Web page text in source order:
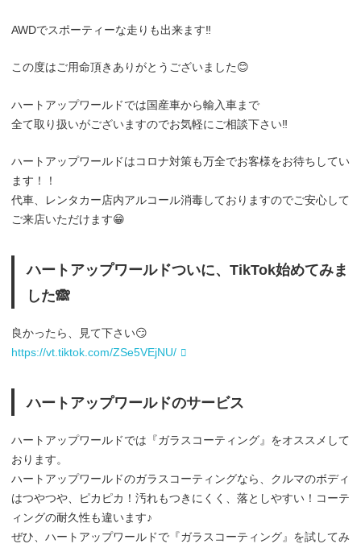
AWDでスポーティーな走りも出来ます‼️
この度はご用命頂きありがとうございました😊
ハートアップワールドでは国産車から輸入車まで
全て取り扱いがございますのでお気軽にご相談下さい‼️
ハートアップワールドはコロナ対策も万全でお客様をお待ちしてい
ます！！
代車、レンタカー店内アルコール消毒しておりますのでご安心して
ご来店いただけます😁
ハートアップワールドついに、TikTok始めてみま
した🙈
良かったら、見て下さい😏
https://vt.tiktok.com/ZSe5VEjNU/
ハートアップワールドのサービス
ハートアップワールドでは『ガラスコーティング』をオススメして
おります。
ハートアップワールドのガラスコーティングなら、クルマのボディ
はつやつや、ピカピカ！汚れもつきにくく、落としやすい！コーテ
ィングの耐久性も違います♪
ぜひ、ハートアップワールドで『ガラスコーティング』を試してみ